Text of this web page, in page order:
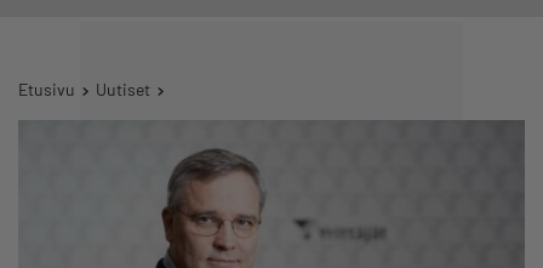
Etusivu Uutiset
Suodata hakutuloksia: näytä kaikki sisältö